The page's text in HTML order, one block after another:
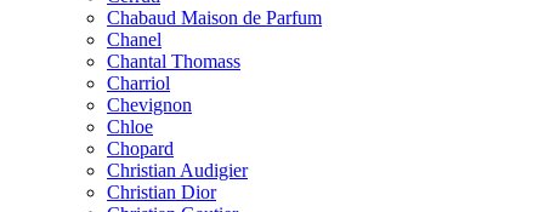
Chabaud Maison de Parfum
Chanel
Chantal Thomass
Charriol
Chevignon
Chloe
Chopard
Christian Audigier
Christian Dior